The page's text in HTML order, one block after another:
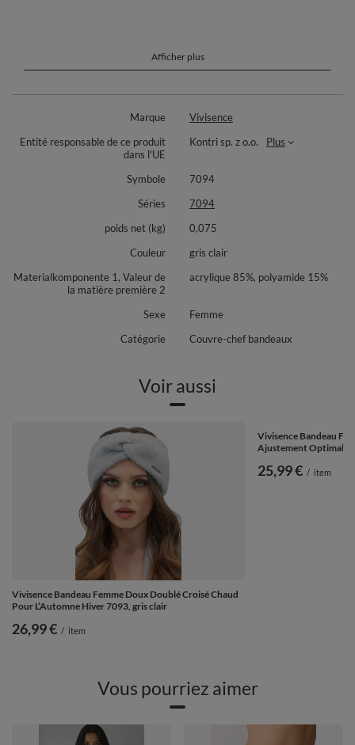
doublure intérieure en polaire
parfait pour les journées d'automne et d'hiver
Largeur : environ 23cm (à plat), environ 27cm (lorsqu'il est étiré).
Afficher plus
Marque
Vivisence
Entité responsable de ce produit
dans l'UE
Kontri sp. z o.o. Plus
Symbole
7094
Séries
7094
poids net (kg)
0,075
Couleur
gris clair
Materialkomponente 1, Valeur de
la matière première 2
acrylique 85%, polyamide 15%
Sexe
Femme
Catégorie
Couvre-chef bandeaux
Voir aussi
Vivisence Bandeau Femme Doux Doublé Croisé Chaud
Pour L’Automne Hiver 7093, gris clair
26,99 € / item
Vivisence Bandeau
Ajustement Optimal
25,99 € / item
Vous pourriez aimer